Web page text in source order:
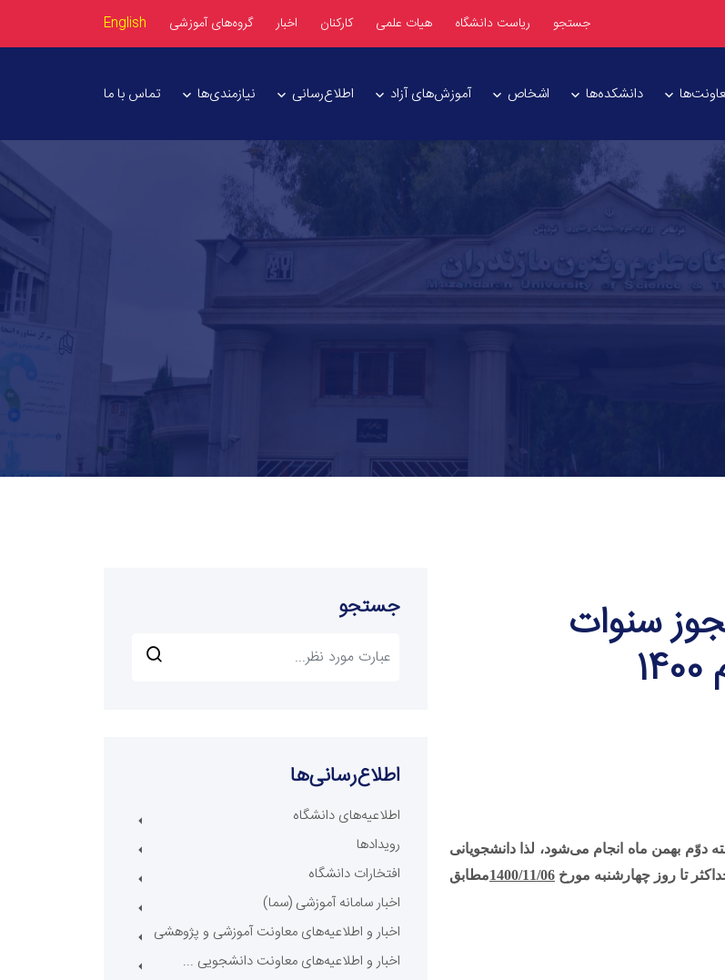
جستجو ریاست دانشگاه هیات علمی کارکنان اخبار گروه‌های آموزشی English
دانشکده‌ها اشخاص آموزش‌های آزاد اطلاع‌رسانی نیازمندی‌ها تماس با ما
مجوز سنوات
اطلاع می‌رساند ثبت نام نیمسال دوّم 1401-1400 در هفته دوّم بهمن ماه انجام می‌شود، لذا دانشجویانی
تا روز چهارشنبه مورخ 1400/11/06مطابق
جستجو
اطلاع‌رسانی‌ها
اطلاعیه‌های دانشگاه
رویدادها
افتخارات دانشگاه
اخبار سامانه آموزشی (سما)
اخبار و اطلاعیه‌های معاونت آموزشی و پژوهشی
اخبار و اطلاعیه‌های معاونت دانشجویی ...